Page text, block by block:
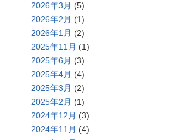
2026年3月 (5)
2026年2月 (1)
2026年1月 (2)
2025年11月 (1)
2025年6月 (3)
2025年4月 (4)
2025年3月 (2)
2025年2月 (1)
2024年12月 (3)
2024年11月 (4)